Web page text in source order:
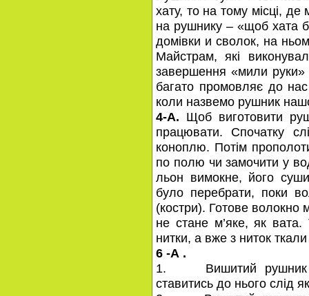
хату, то на тому місці,
на рушнику – «щоб хата
домівки и сволок, на
Майстрам, які
завершення «мили
багато промовляє до
коли назвемо рушник
4-А. Щоб виготовити
працювати. Спочатку
коноплю. Потім
по полю чи замочити у
льон вимокне, його
було перебрати, поки
(костри). Готове волокно
не стане м’яке, як вата.
нитки, а вже з ниток
6 -А .
1. Вишитий рушник –
ставитись до нього слід